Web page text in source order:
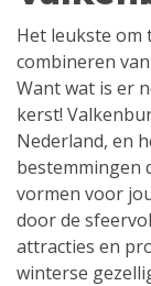
Het leukste om
combineren
Want wat is er
kerst!
Nederland, en
bestemmingen
vormen voor
door de
attracties en
winterse